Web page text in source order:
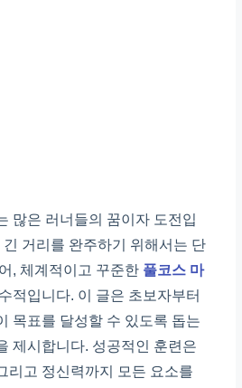
많은 러너들의 꿈이자 도전입
거리를 완주하기 위해서는 단
, 체계적이고 꾸준한 풀코스 마
적입니다. 이 글은 초보자부터
목표를 달성할 수 있도록 돕는
제시합니다. 성공적인 훈련은
리고 정신력까지 모든 요소를